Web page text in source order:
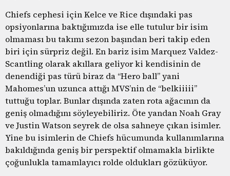
Chiefs cephesi için Kelce ve Rice dışındaki pas
opsiyonlarına baktığımızda ise elle tutulur bir isim
olmaması bu takımı sezon başından beri takip eden
biri için sürpriz değil. En bariz isim Marquez Valdez-
Scantling olarak akıllara geliyor ki kendisinin de
denendiği pas türü biraz da “Hero ball” yani
Mahomes’un uzunca attığı MVS’nin de “belkiiiii”
tuttuğu toplar. Bunlar dışında zaten rota ağacının da
geniş olmadığını söyleyebiliriz. Öte yandan Noah Gray
ve Justin Watson seyrek de olsa sahneye çıkan isimler.
Yine bu isimlerin de Chiefs hücumunda kullanımlarına
bakıldığında geniş bir perspektif olmamakla birlikte
çoğunlukla tamamlayıcı rolde oldukları gözüküyor.